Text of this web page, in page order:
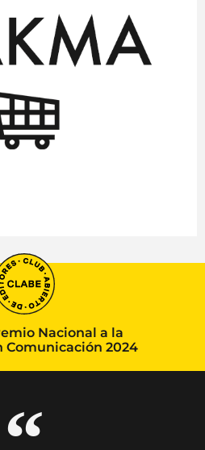
Nacional a la
Comunicación 2024